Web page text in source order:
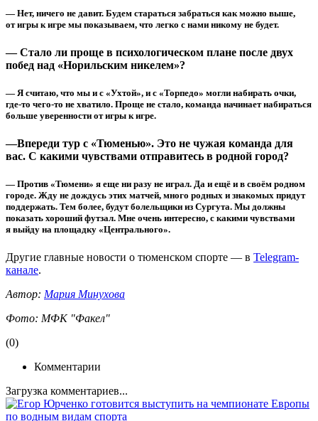
— Нет, ничего не давит. Будем стараться забраться как можно выше,
от игры к игре мы показываем, что легко с нами никому не будет.
— Стало ли проще в психологическом плане после двух
побед над «Норильским никелем»?
— Я считаю, что мы и с «Ухтой», и с «Торпедо» могли набирать очки,
где-то чего-то не хватило. Проще не стало, команда начинает набираться
больше уверенности от игры к игре.
—Впереди тур с «Тюменью». Это не чужая команда для
вас. С какими чувствами отправитесь в родной город?
— Против «Тюмени» я еще ни разу не играл. Да и ещё и в своём родном
городе. Жду не дождусь этих матчей, много родных и знакомых придут
поддержать. Тем более, будут болельщики из Сургута. Мы должны
показать хороший футзал. Мне очень интересно, с какими чувствами
я выйду на площадку «Центрального».
Другие главные новости о тюменском спорте — в Telegram-
канале.
Автор: Мария Минухова
Фото: МФК "Факел"
(0)
Комментарии
Загрузка комментариев...